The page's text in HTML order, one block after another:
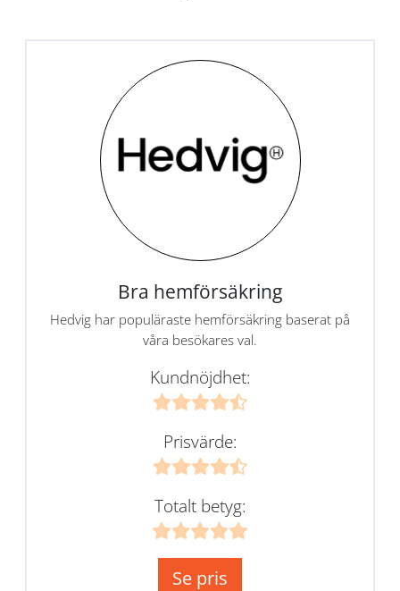
Bra hemförsäkring
Hedvig har populäraste hemförsäkring baserat på
våra besökares val.
Kundnöjdhet:
Prisvärde:
Totalt betyg:
Se pris